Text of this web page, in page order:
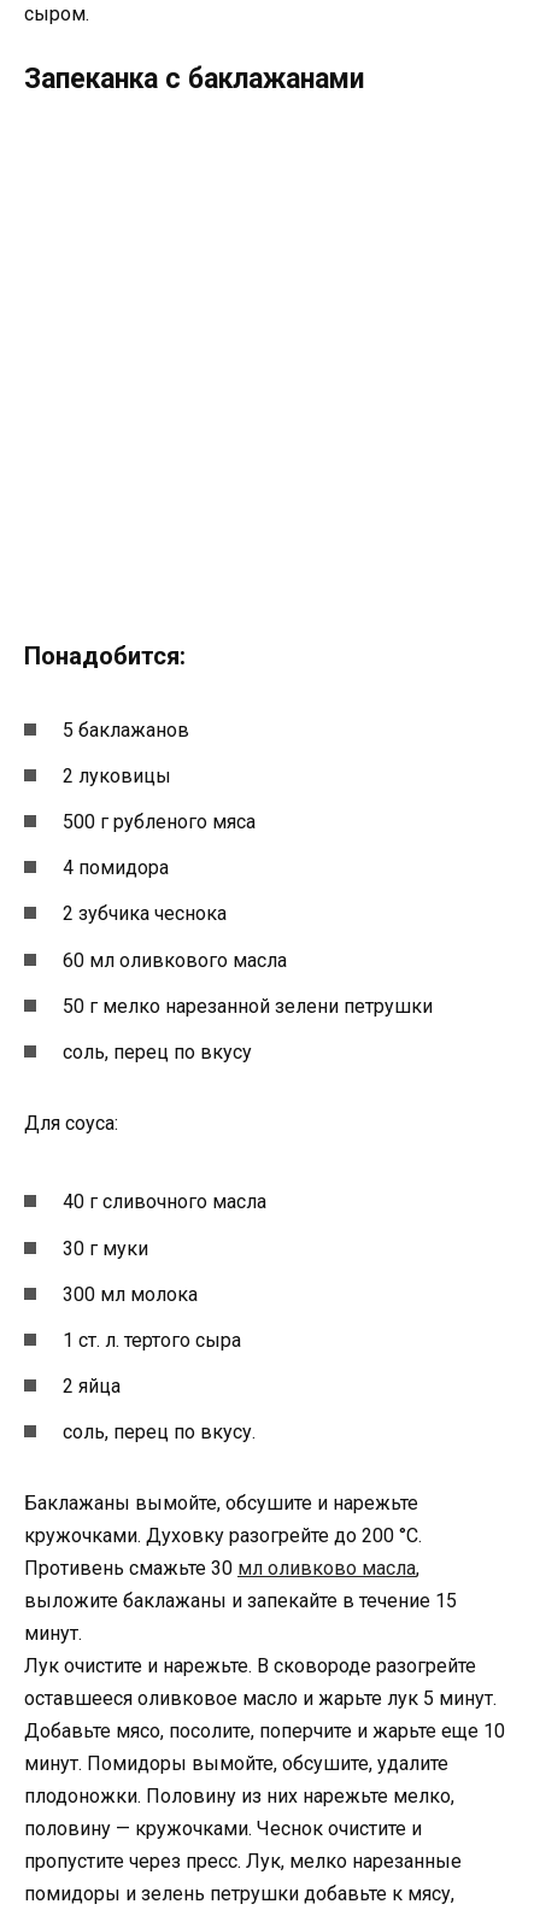
сыром.
Запеканка с баклажанами
Понадобится:
5 баклажанов
2 луковицы
500 г рубленого мяса
4 помидора
2 зубчика чеснока
60 мл оливкового масла
50 г мелко нарезанной зелени петрушки
соль, перец по вкусу
Для соуса:
40 г сливочного масла
30 г муки
300 мл молока
1 ст. л. тертого сыра
2 яйца
соль, перец по вкусу.
Баклажаны вымойте, обсушите и нарежьте
кружочками. Духовку разогрейте до 200 °С.
Противень смажьте 30 мл оливково масла,
выложите баклажаны и запекайте в течение 15
минут.
Лук очистите и нарежьте. В сковороде разогрейте
оставшееся оливковое масло и жарьте лук 5 минут.
Добавьте мясо, посолите, поперчите и жарьте еще 10
минут. Помидоры вымойте, обсушите, удалите
плодоножки. Половину из них нарежьте мелко,
половину — кружочками. Чеснок очистите и
пропустите через пресс. Лук, мелко нарезанные
помидоры и зелень петрушки добавьте к мясу,